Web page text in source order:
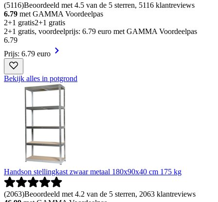
(5116)Beoordeeld met 4.5 van de 5 sterren, 5116 klantreviews
6.79 met GAMMA Voordeelpas
2+1 gratis2+1 gratis
2+1 gratis, voordeelprijs: 6.79 euro met GAMMA Voordeelpas
6.79
Prijs: 6.79 euro
Bekijk alles in potgrond
Handson stellingkast zwaar metaal 180x90x40 cm 175 kg
(2063)Beoordeeld met 4.2 van de 5 sterren, 2063 klantreviews